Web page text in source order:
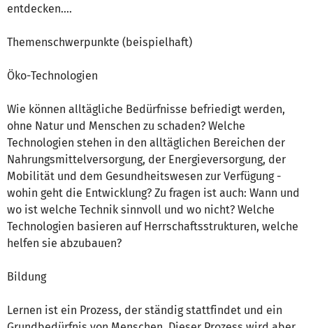
entdecken....
Themenschwerpunkte (beispielhaft)
Öko-Technologien
Wie können alltägliche Bedürfnisse befriedigt werden,
ohne Natur und Menschen zu schaden? Welche
Technologien stehen in den alltäglichen Bereichen der
Nahrungsmittelversorgung, der Energieversorgung, der
Mobilität und dem Gesundheitswesen zur Verfügung -
wohin geht die Entwicklung? Zu fragen ist auch: Wann und
wo ist welche Technik sinnvoll und wo nicht? Welche
Technologien basieren auf Herrschaftsstrukturen, welche
helfen sie abzubauen?
Bildung
Lernen ist ein Prozess, der ständig stattfindet und ein